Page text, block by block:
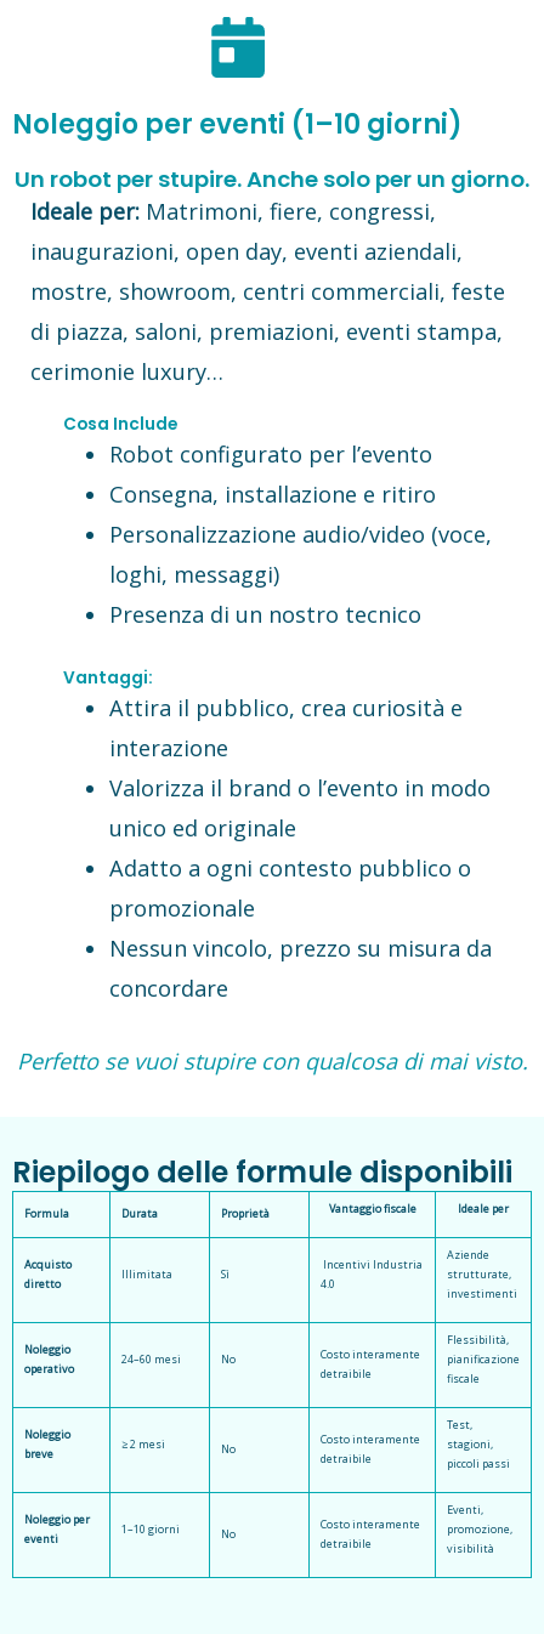
Noleggio per eventi (1–10 giorni)
Un robot per stupire. Anche solo per un giorno.
Ideale per: Matrimoni, fiere, congressi,
inaugurazioni, open day, eventi aziendali,
mostre, showroom, centri commerciali, feste
di piazza, saloni, premiazioni, eventi stampa,
cerimonie luxury…
Cosa Include
Robot configurato per l’evento
Consegna, installazione e ritiro
Personalizzazione audio/video (voce,
loghi, messaggi)
Presenza di un nostro tecnico
Vantaggi:
Attira il pubblico, crea curiosità e
interazione
Valorizza il brand o l’evento in modo
unico ed originale
Adatto a ogni contesto pubblico o
promozionale
Nessun vincolo, prezzo su misura da
concordare
Perfetto se vuoi stupire con qualcosa di mai visto.
Riepilogo delle formule disponibili
Formula Durata Proprietà Vantaggio fiscale Ideale per
Acquisto
diretto
Illimitata Sì
Incentivi Industria
4.0
Aziende
strutturate,
investimenti
Noleggio
operativo
24–60 mesi No
Costo interamente
detraibile
Flessibilità,
pianificazione
fiscale
Noleggio
breve
≥ 2 mesi No
Costo interamente
detraibile
Test,
stagioni,
piccoli passi
Noleggio per
eventi
1–10 giorni No
Costo interamente
detraibile
Eventi,
promozione,
visibilità